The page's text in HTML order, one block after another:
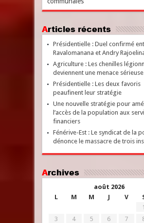
Articles récents
Présidentielle : Duel confirmé
Ravalomanana et Andry
Agriculture : Les chenilles
deviennent une menace sérieuse
Présidentielle : Les deux favoris
peaufinent leur stratégie
Une nouvelle stratégie pour
l’accès de la population aux
financiers
Fénérive-Est : Le syndicat de la
dénonce le massacre de trois
Archives
août 2026
L
M M J V
1
3
4 5 6 7